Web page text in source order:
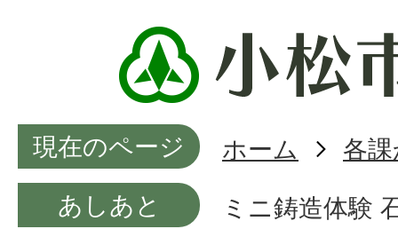
現在のページ ホーム
各
あしあと
ミニ鋳造体験